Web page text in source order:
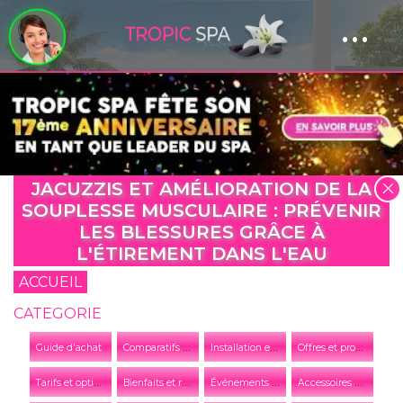
Panneau de gestion des cookies ...
JACUZZIS ET AMÉLIORATION DE LA
SOUPLESSE MUSCULAIRE : PRÉVENIR
LES BLESSURES GRÂCE À
L'ÉTIREMENT DANS L'EAU
ACCUEIL
CATEGORIE
Guide d'achat C
omparatifs et conseils I
nstallation et entretien O
ffres et promotions
T
arifs et options B
ienfaits et relaxation É
vénements et actualités de l'entreprise A
ccessoires et équipements